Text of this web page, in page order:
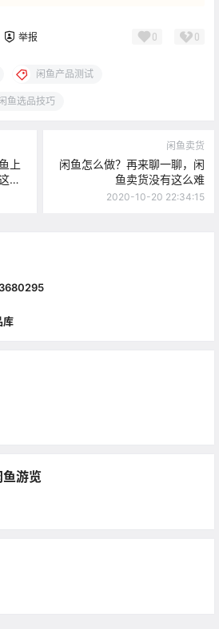
举报 0 0
闲鱼产品测试
鱼选品技巧
上
样
闲鱼卖货
闲鱼怎么做？再来聊一聊，闲
鱼卖货没有这么难
2020-10-20 22:34:15
库
游览